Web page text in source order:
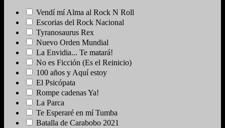
Vendí mí Alma al Rock N Roll
Escorias del Rock Nacional
Tyranosaurus Rex
Nuevo Orden Mundial
La Envidia... Te matará!
No es Ficción (Es el Reinicio)
100 años y Aquí estoy
El Psicópata
Rompe cadenas Ya!
La Parca
Te Esperaré en mí Tumba
Batalla de Carabobo 2021